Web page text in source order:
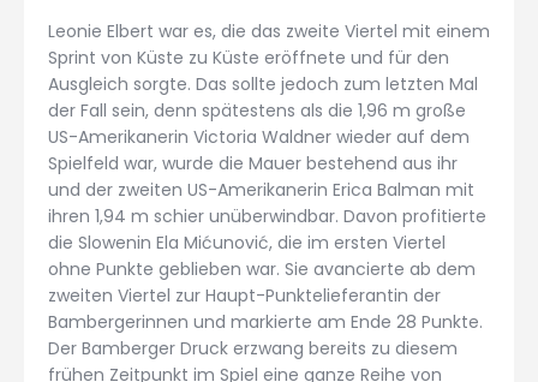
Leonie Elbert war es, die das zweite Viertel mit einem
Sprint von Küste zu Küste eröffnete und für den
Ausgleich sorgte. Das sollte jedoch zum letzten Mal
der Fall sein, denn spätestens als die 1,96 m große
US-Amerikanerin Victoria Waldner wieder auf dem
Spielfeld war, wurde die Mauer bestehend aus ihr
und der zweiten US-Amerikanerin Erica Balman mit
ihren 1,94 m schier unüberwindbar. Davon profitierte
die Slowenin Ela Mićunović, die im ersten Viertel
ohne Punkte geblieben war. Sie avancierte ab dem
zweiten Viertel zur Haupt-Punktelieferantin der
Bambergerinnen und markierte am Ende 28 Punkte.
Der Bamberger Druck erzwang bereits zu diesem
frühen Zeitpunkt im Spiel eine ganze Reihe von